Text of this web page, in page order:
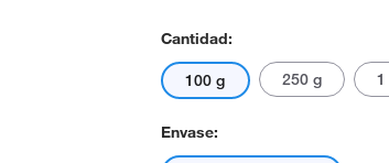
Cantidad:
100 g 250 g
Envase: